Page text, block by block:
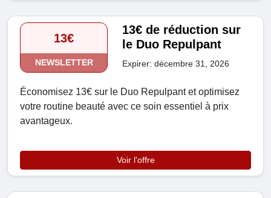
13€
NEWSLETTER
13€ de réduction sur
le Duo Repulpant
Expirer: décembre 31, 2026
Économisez 13€ sur le Duo Repulpant et optimisez
votre routine beauté avec ce soin essentiel à prix
avantageux.
Voir l'offre